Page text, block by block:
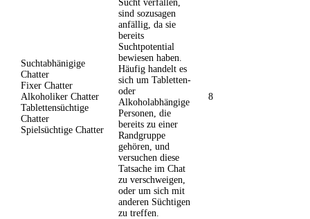
Suchtabhänigige
Chatter
Fixer Chatter
Alkoholiker Chatter
Tablettensüchtige
Chatter
Spielsüchtige Chatter
Sucht verfallen,
sind sozusagen
anfällig, da sie
bereits
Suchtpotential
bewiesen haben.
Häufig handelt es
sich um Tabletten-
oder
Alkoholabhängige
Personen, die
bereits zu einer
Randgruppe
gehören, und
versuchen diese
Tatsache im Chat
zu verschweigen,
oder um sich mit
anderen Süchtigen
zu treffen.
8